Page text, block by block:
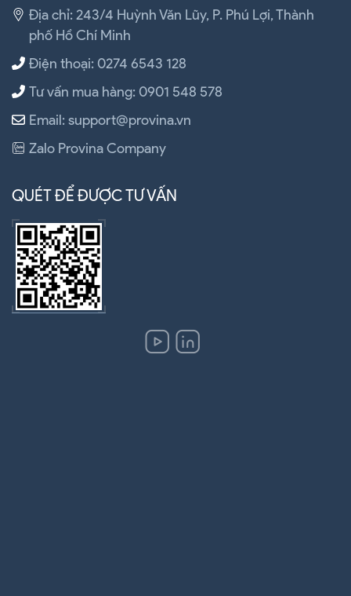
Địa chỉ: 243/4 Huỳnh Văn Lũy, P. Phú Lợi, Thành
phố Hồ Chí Minh
Điện thoại: 0274 6543 128
Tư vấn mua hàng: 0901 548 578
Email: support@provina.vn
Zalo Provina Company
QUÉT ĐỂ ĐƯỢC TƯ VẤN